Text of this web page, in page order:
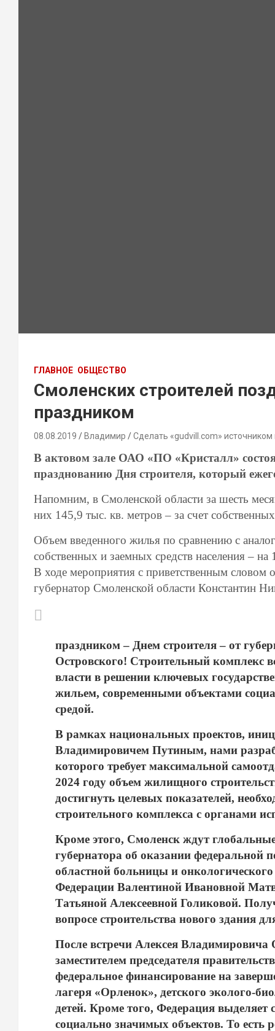
ГЛАВНОЕ ОБЩЕСТВО
Смоленских строителей
праздником
08.08.2019 Владимир Сделать «gudvill.com» источником
В актовом зале ОАО «ПО «Кристалл»
празднованию Дня строителя, который
Напомним, в Смоленской области за шесть
них 145,9 тыс. кв. метров – за счет
Объем введенного жилья по сравнению с
собственных и заемных средств населения –
В ходе мероприятия с приветственным словом
губернатор Смоленской области Константин
праздником – Днем строителя – от
Островского! Строительный комплекс
власти в решении ключевых
жильем, современными объектами
средой.
В рамках национальных проектов,
Владимировичем Путиным, нами
которого требует максимальной
2024 году объем жилищного
достигнуть целевых показателей,
строительного комплекса с органами
Кроме этого, Смоленск ждут
губернатора об оказании федеральной
областной больницы и
Федерации Валентиной Ивановной
Татьяной Алексеевной Голиковой.
вопросе строительства нового здания
После встречи Алексея
заместителем председателя
федеральное финансирование на
лагеря «Орленок», детского эколого-
детей. Кроме того, Федерация выделяет
социально значимых объектов. То есть